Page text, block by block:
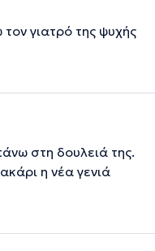
γιατρό της ψυχής
στη δουλειά της.
η νέα γενιά